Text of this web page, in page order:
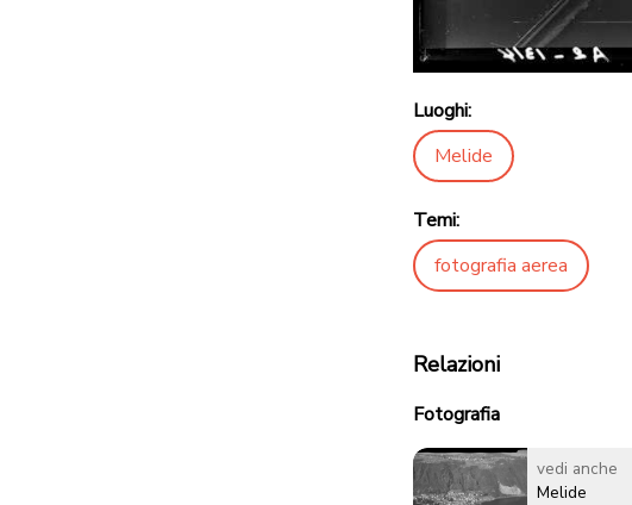
Luoghi:
Melide
Temi:
fotografia aerea
Relazioni
Fotografia
vedi anche
Melide